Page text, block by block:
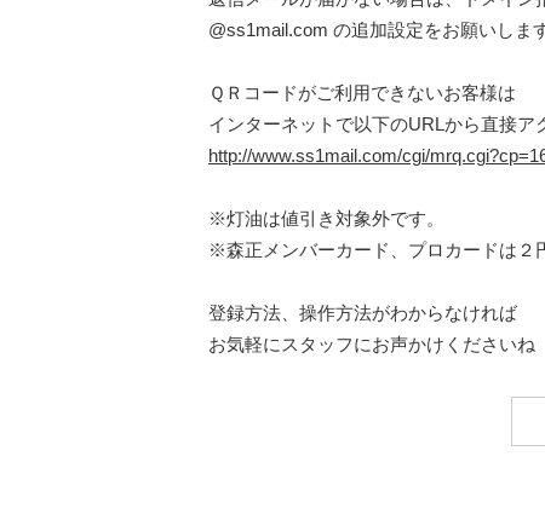
@ss1mail.com の追加設定をお願いしま
ＱＲコードがご利用できないお客様は
インターネットで以下のURLから直接ア
http://www.ss1mail.com/cgi/
※灯油は値引き対象外です。
※森正メンバーカード、プロカードは２
登録方法、操作方法がわからなければ
お気軽にスタッフにお声かけくださいね